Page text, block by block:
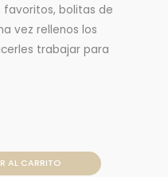
favoritos, bolitas de
vez rellenos los
trabajar para
AL CARRITO